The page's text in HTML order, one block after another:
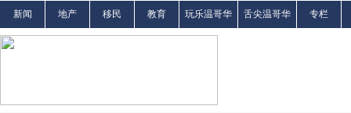
新闻 地产 移民 教育 玩乐温哥华 舌尖温哥华 专栏